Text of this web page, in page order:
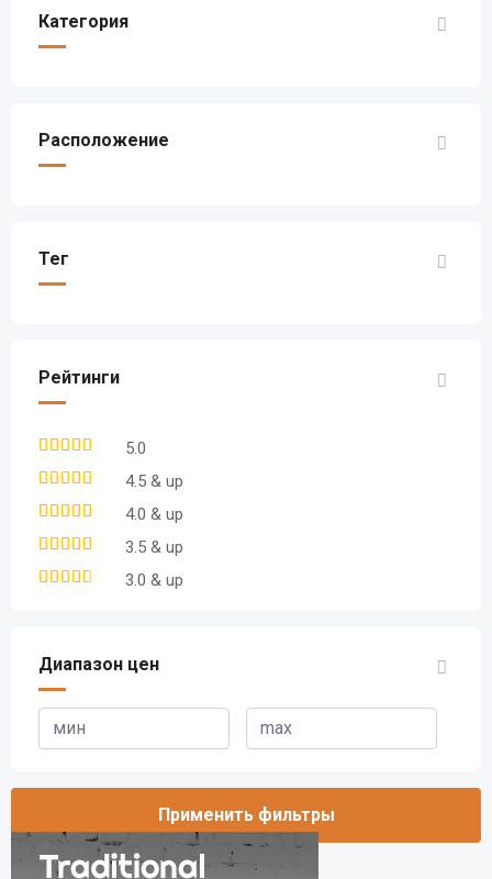
Категория
Расположение
Тег
Рейтинги
5.0
4.5 & up
4.0 & up
3.5 & up
3.0 & up
Диапазон цен
Применить фильтры